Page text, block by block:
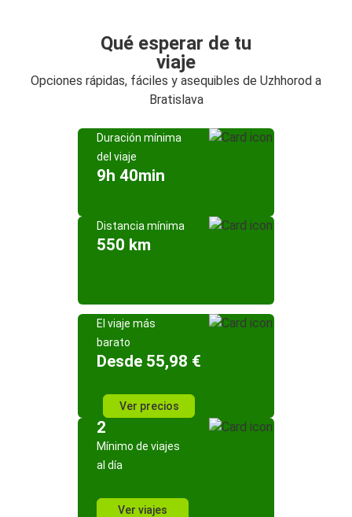
Qué esperar de tu
viaje
Opciones rápidas, fáciles y asequibles de Uzhhorod a
Bratislava
Duración mínima
del viaje
9h 40min
Distancia mínima
550 km
El viaje más
barato
Desde 55,98 €
Ver precios
2
Mínimo de viajes
al día
Ver viajes